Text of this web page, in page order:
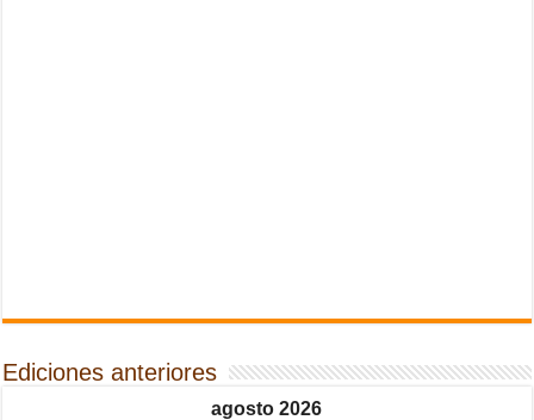
Ediciones anteriores
agosto 2026